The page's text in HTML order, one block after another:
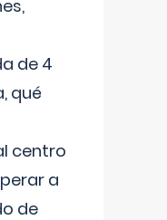
de 4
qué
centro
a
de